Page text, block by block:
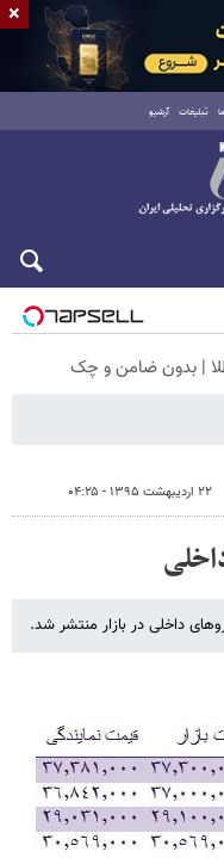
تبلیغات آرشیو
۲۲ اردیبهشت ۱۳۹۵ - ۰۴:۲۵
داخلی در بازار منتشر شد.
×